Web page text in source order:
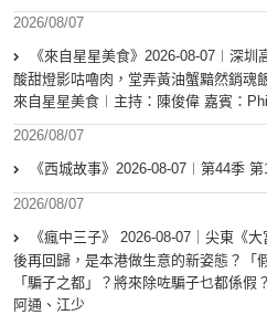
2026/08/07
《來自星星美食》2026-08-07︱深
酸甜燈影咕嚕肉，堂弄黃油蟹黯然銷魂
來自星星美食︱主持：陳俊偉 嘉賓：
2026/08/07
《西城故事》2026-08-07︱第44季
2026/08/07
《瘋中三子》 2026-08-07｜尖東《
後再回歸，是本港做生意的新姿態？「
「騙子之都」？將來除咗騙子乜都係假
阿通、江少